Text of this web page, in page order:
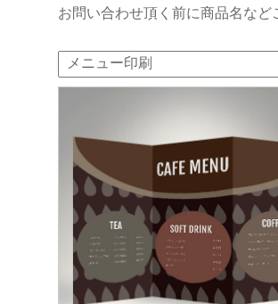
お問い合わせ頂く前に商品名など